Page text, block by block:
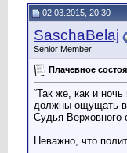
02.03.2015, 20:30
SaschaBelaj
Senior Member
Плачевное
“Так же, как и
должны ощущать в
Судья
Неважно, что